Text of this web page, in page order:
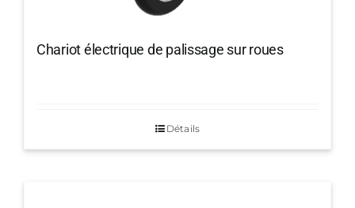
Chariot électrique de palissage sur roues
Détails